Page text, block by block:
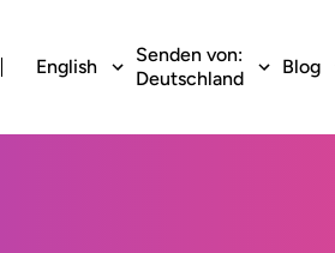
English
Senden von:
Deutschland
Blog